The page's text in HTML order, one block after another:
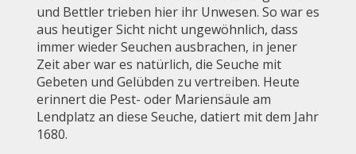
und Bettler trieben hier ihr Unwesen. So war es
aus heutiger Sicht nicht ungewöhnlich, dass
immer wieder Seuchen ausbrachen, in jener
Zeit aber war es natürlich, die Seuche mit
Gebeten und Gelübden zu vertreiben. Heute
erinnert die Pest- oder Mariensäule am
Lendplatz an diese Seuche, datiert mit dem Jahr
1680.